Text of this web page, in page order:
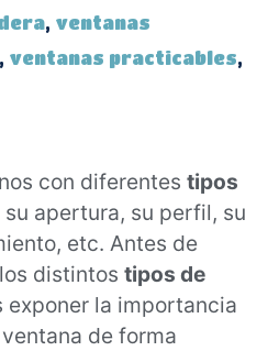
, ventanas
, ventanas practicables,
con diferentes tipos
su apertura, su perfil, su
etc. Antes de
distintos tipos de
exponer la importancia
de forma